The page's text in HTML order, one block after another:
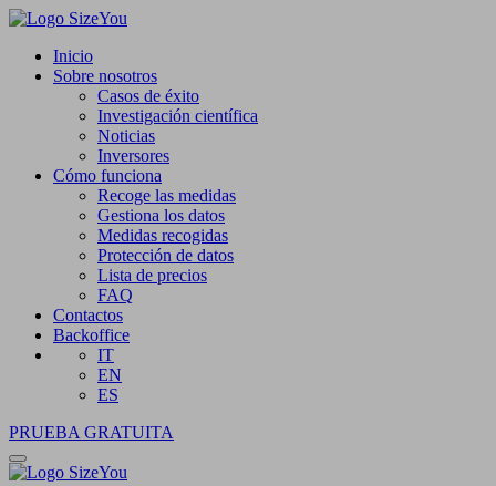
Inicio
Sobre nosotros
Casos de éxito
Investigación científica
Noticias
Inversores
Cómo funciona
Recoge las medidas
Gestiona los datos
Medidas recogidas
Protección de datos
Lista de precios
FAQ
Contactos
Backoffice
IT
EN
ES
PRUEBA GRATUITA